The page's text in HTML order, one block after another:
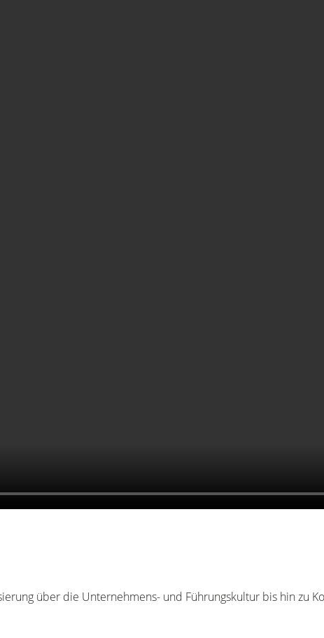
über die Unternehmens- und Führungskultur bis hin zu